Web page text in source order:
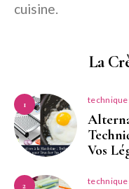
cuisine.
La
1
Vos
2